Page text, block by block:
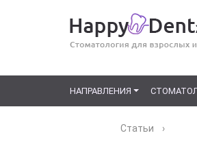
НАПРАВЛЕНИЯ
Статьи ›